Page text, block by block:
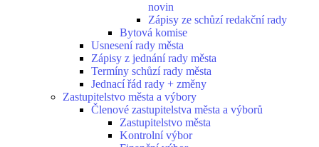
novin
Zápisy ze schůzí redakční rady
Bytová komise
Usnesení rady města
Zápisy z jednání rady města
Termíny schůzí rady města
Jednací řád rady + změny
Zastupitelstvo města a výbory
Členové zastupitelstva města a výborů
Zastupitelstvo města
Kontrolní výbor